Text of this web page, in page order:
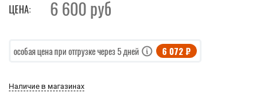
ЦЕНА: 6 600 руб
особая цена при отгрузке через 5 дней 6 072 ₽
Наличие в магазинах